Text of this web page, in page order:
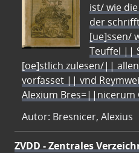
ist/ wie
der
[ue]ssen/
Teuffel ||
[oe]stlich zulesen/||
vorfasset || vnd
Alexium
Autor: Bresnicer, Alexius
ZVDD - Zentrales